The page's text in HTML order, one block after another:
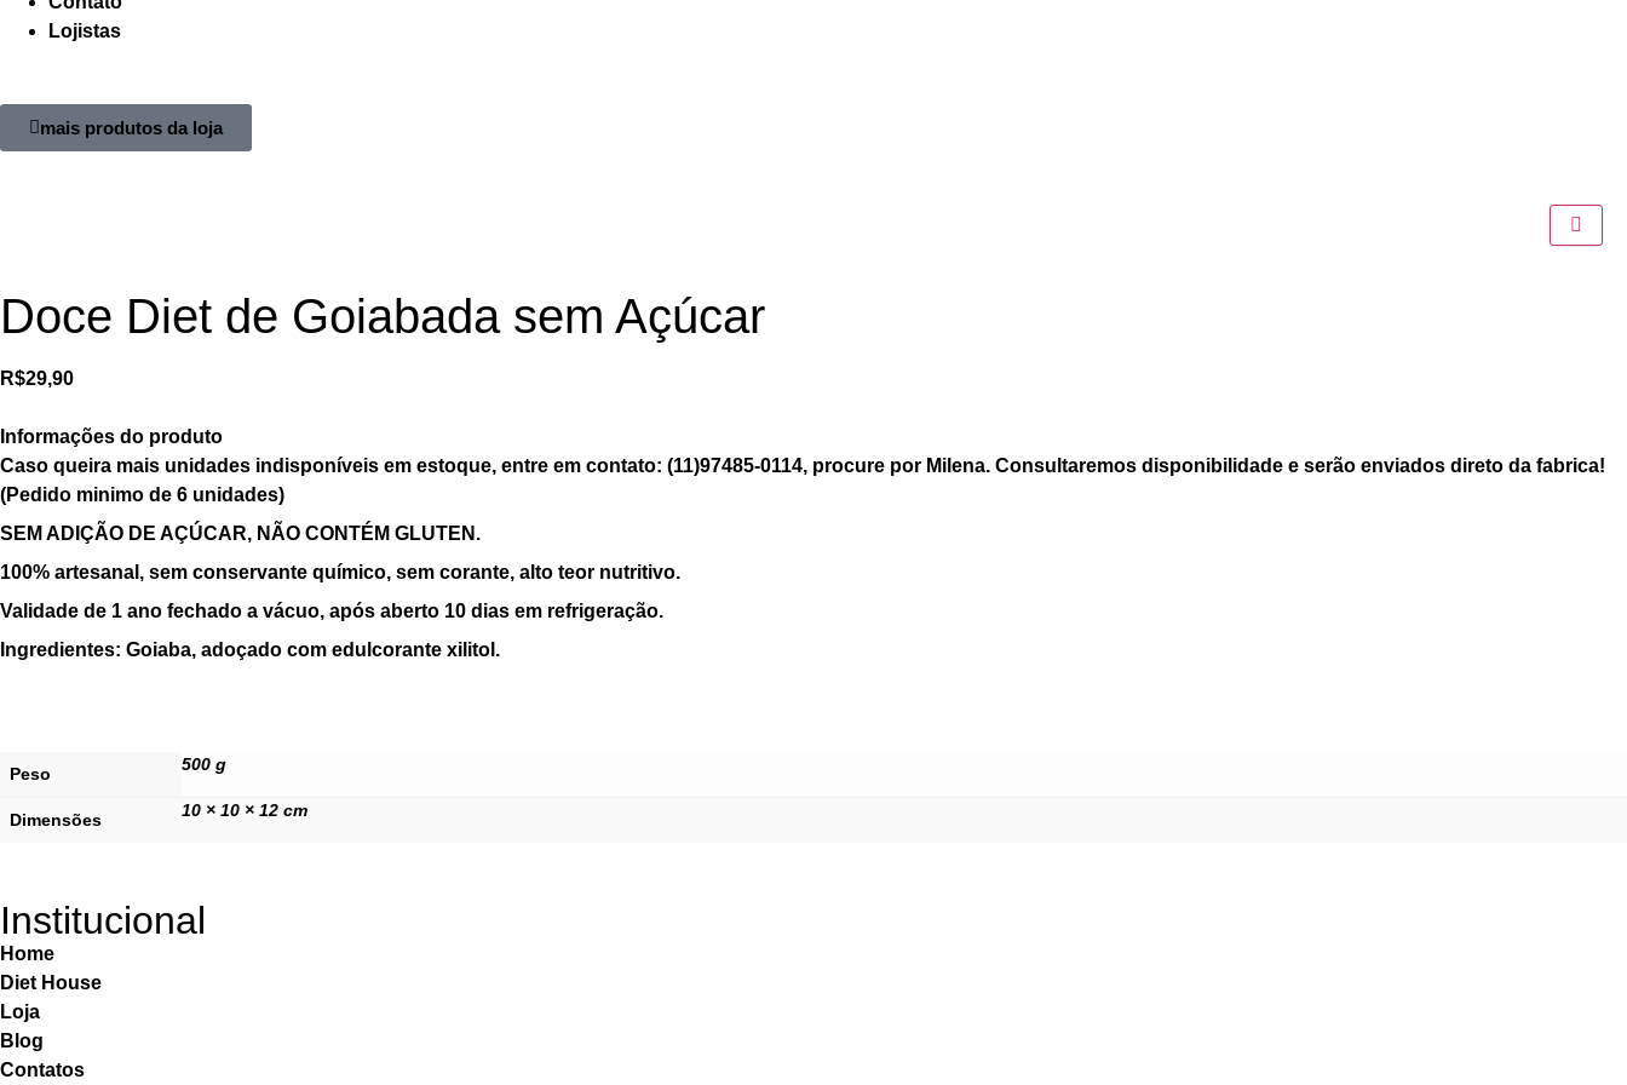
Lojistas
mais produtos da loja
Doce Diet de Goiabada sem Açúcar
R$29,90
Informações do produto
Caso queira mais unidades indisponíveis em estoque, entre em contato: (11)97485-0114, procure por Milena. Consultaremos disponibilidade e serão enviados direto da fabrica!
(Pedido minimo de 6 unidades)
SEM ADIÇÃO DE AÇÚCAR, NÃO CONTÉM GLUTEN.
100% artesanal, sem conservante químico, sem corante, alto teor nutritivo.
Validade de 1 ano fechado a vácuo, após aberto 10 dias em refrigeração.
Ingredientes: Goiaba, adoçado com edulcorante xilitol.
Peso 500 g
Dimensões 10 × 10 × 12 cm
Institucional
Home
Diet House
Loja
Blog
Contatos